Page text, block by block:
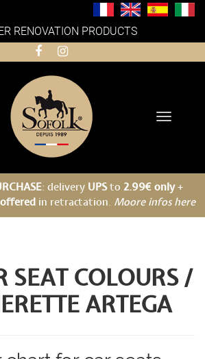
RENOVATION PRODUCTS
Toggle
: delivery UPSto 2.99€ only+
in retractation. Moore infos here
SEAT COLOURS /
ARTEGA